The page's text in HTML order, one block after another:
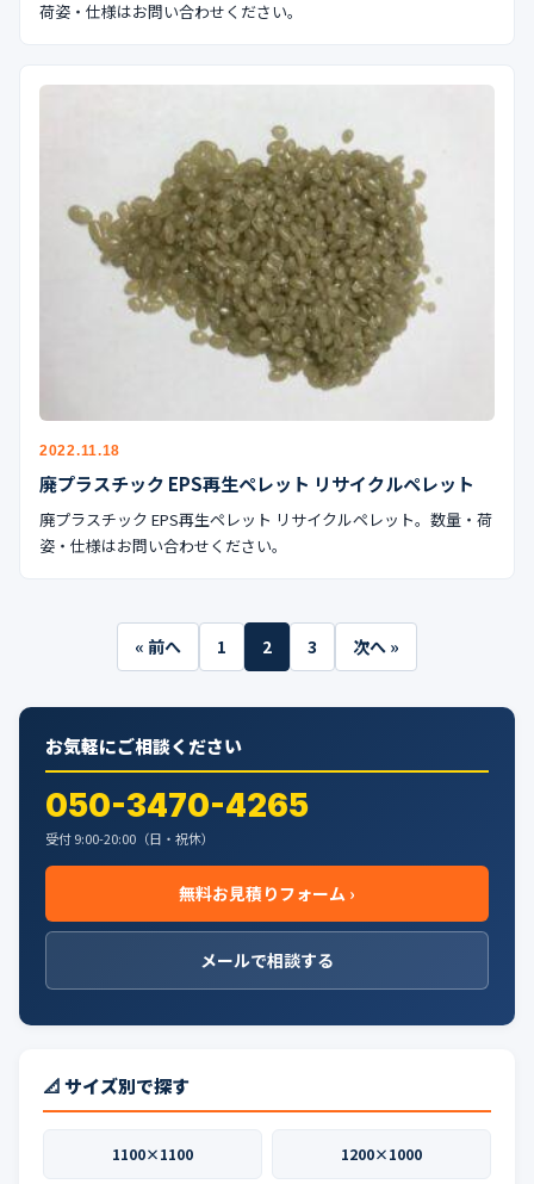
荷姿・仕様はお問い合わせください。
2022.11.18
廃プラスチック EPS再生ペレット リサイクルペレット
廃プラスチック EPS再生ペレット リサイクルペレット。数量・荷
姿・仕様はお問い合わせください。
の
ペ
ー
ジ
送
り
« 前へ 1 2 3 次へ »
お気軽にご相談ください
050-3470-4265
受付 9:00-20:00（日・祝休）
無料お見積りフォーム ›
メールで相談する
📐 サイズ別で探す
1100×1100 1200×1000